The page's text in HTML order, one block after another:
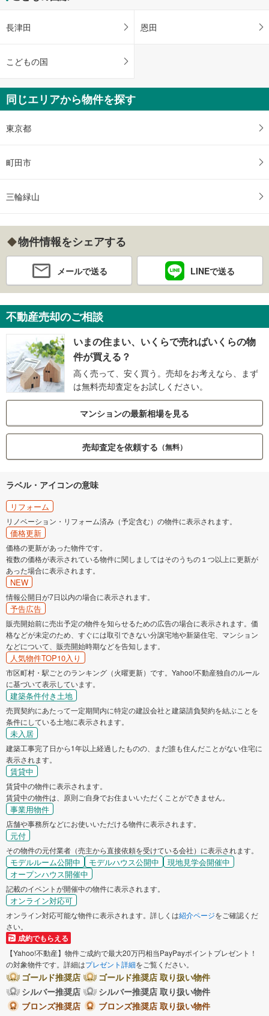
長津田 恩田
こどもの国
同じエリアから物件を探す
東京都
町田市
三輪緑山
物件情報をシェアする
メールで送る LINEで送る
不動産売却のご相談
いまの住まい、いくらで売ればいくらの物
件が買える？
高く売って、安く買う。売却をお考えなら、まず
は無料売却査定をお試しください。
マンションの最新相場を見る
売却査定を依頼する （無料）
ラベル・アイコンの意味
リフォーム
リノベーション・リフォーム済み（予定含む）の物件に表示されます。
価格更新
価格の更新があった物件です。
複数の価格が表示されている物件に関しましてはそのうちの１つ以上に更新が
あった場合に表示されます。
NEW
情報公開日が7日以内の場合に表示されます。
予告広告
販売開始前に売出予定の物件を知らせるための広告の場合に表示されます。価
格などが未定のため、すぐには取引できない分譲宅地や新築住宅、マンション
などについて、販売開始時期などを告知します。
人気物件TOP10入り
市区町村・駅ごとのランキング（火曜更新）です。Yahoo!不動産独自のルール
に基づいて表示しています。
建築条件付き土地
売買契約にあたって一定期間内に特定の建設会社と建築請負契約を結ぶことを
条件にしている土地に表示されます。
未入居
建築工事完了日から1年以上経過したものの、まだ誰も住んだことがない住宅に
表示されます。
賃貸中
賃貸中の物件に表示されます。
賃貸中の物件は、原則ご自身でお住まいいただくことができません。
事業用物件
店舗や事務所などにお使いいただける物件に表示されます。
元付
その物件の元付業者（売主から直接依頼を受けている会社）に表示されます。
モデルルーム公開中 モデルハウス公開中
現地見学会開催中
オープンハウス開催中
記載のイベントが開催中の物件に表示されます。
オンライン対応可
オンライン対応可能な物件に表示されます。詳しくは紹介ページをご確認くだ
さい。
成約でもらえる
【Yahoo!不動産】物件ご成約で最大20万円相当PayPayポイントプレゼント！
の対象物件です。詳細はプレゼント詳細をご覧ください。
ゴールド推奨店
ゴールド推奨店 取り扱い物件
シルバー推奨店
シルバー推奨店 取り扱い物件
ブロンズ推奨店
ブロンズ推奨店 取り扱い物件